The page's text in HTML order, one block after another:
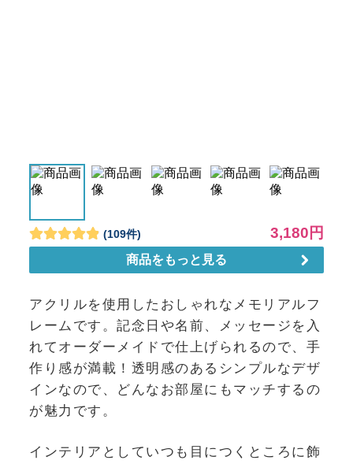
アクリルを使用したおしゃれなメモリアルフ
レームです。記念日や名前、メッセージを入
れてオーダーメイドで仕上げられるので、手
作り感が満載！透明感のあるシンプルなデザ
インなので、どんなお部屋にもマッチするの
が魅力です。
インテリアとしていつも目につくところに飾